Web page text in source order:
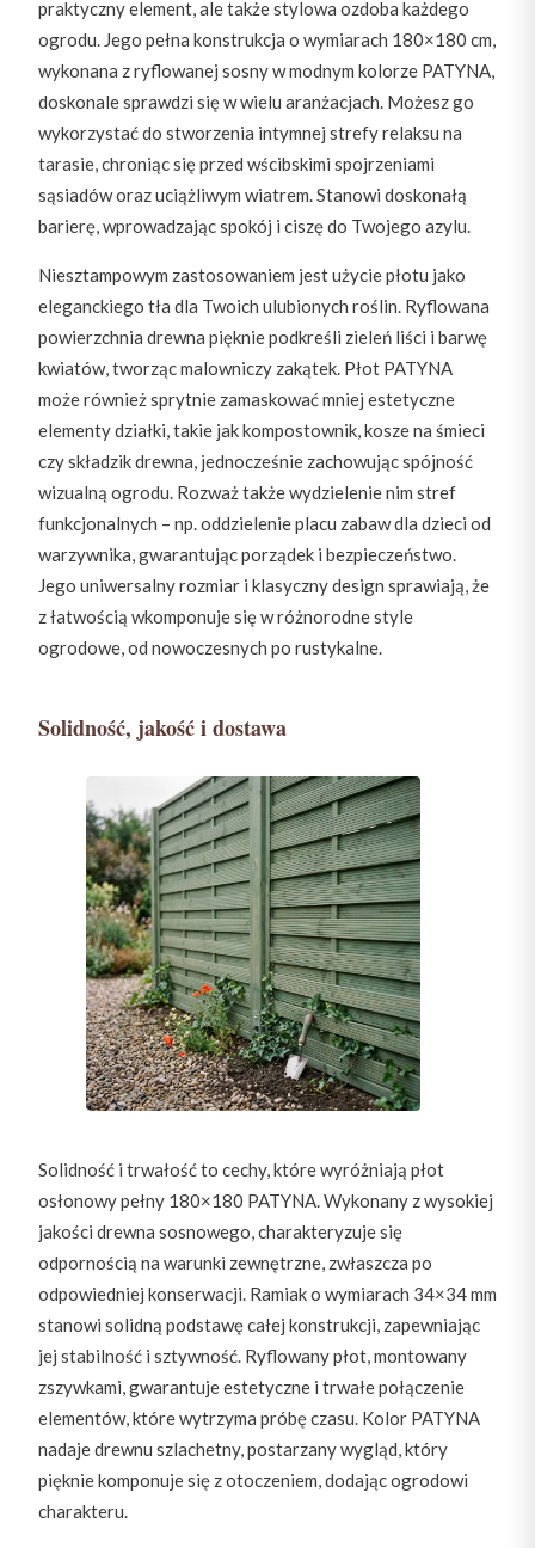
praktyczny element, ale także stylowa ozdoba każdego
ogrodu. Jego pełna konstrukcja o wymiarach 180×180 cm,
wykonana z ryflowanej sosny w modnym kolorze PATYNA,
doskonale sprawdzi się w wielu aranżacjach. Możesz go
wykorzystać do stworzenia intymnej strefy relaksu na
tarasie, chroniąc się przed wścibskimi spojrzeniami
sąsiadów oraz uciążliwym wiatrem. Stanowi doskonałą
barierę, wprowadzając spokój i ciszę do Twojego azylu.
Niesztampowym zastosowaniem jest użycie płotu jako
eleganckiego tła dla Twoich ulubionych roślin. Ryflowana
powierzchnia drewna pięknie podkreśli zieleń liści i barwę
kwiatów, tworząc malowniczy zakątek. Płot PATYNA
może również sprytnie zamaskować mniej estetyczne
elementy działki, takie jak kompostownik, kosze na śmieci
czy składzik drewna, jednocześnie zachowując spójność
wizualną ogrodu. Rozważ także wydzielenie nim stref
funkcjonalnych – np. oddzielenie placu zabaw dla dzieci od
warzywnika, gwarantując porządek i bezpieczeństwo.
Jego uniwersalny rozmiar i klasyczny design sprawiają, że
z łatwością wkomponuje się w różnorodne style
ogrodowe, od nowoczesnych po rustykalne.
Solidność, jakość i dostawa
Solidność i trwałość to cechy, które wyróżniają płot
osłonowy pełny 180×180 PATYNA. Wykonany z wysokiej
jakości drewna sosnowego, charakteryzuje się
odpornością na warunki zewnętrzne, zwłaszcza po
odpowiedniej konserwacji. Ramiak o wymiarach 34×34 mm
stanowi solidną podstawę całej konstrukcji, zapewniając
jej stabilność i sztywność. Ryflowany płot, montowany
zszywkami, gwarantuje estetyczne i trwałe połączenie
elementów, które wytrzyma próbę czasu. Kolor PATYNA
nadaje drewnu szlachetny, postarzany wygląd, który
pięknie komponuje się z otoczeniem, dodając ogrodowi
charakteru.